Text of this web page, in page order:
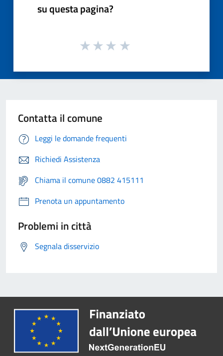
su questa pagina?
Contatta il comune
Leggi le domande frequenti
Richiedi Assistenza
Chiama il comune 0882 415111
Prenota un appuntamento
Problemi in città
Segnala disservizio